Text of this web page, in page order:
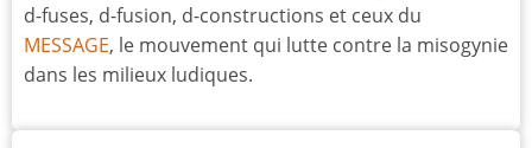
d-fuses, d-fusion, d-constructions et ceux du
MESSAGE, le mouvement qui lutte contre la misogynie
dans les milieux ludiques.